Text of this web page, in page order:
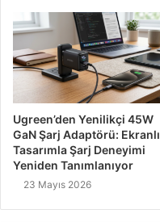
Ugreen’den Yenilikçi 45W
GaN Şarj Adaptörü: Ekranlı
Tasarımla Şarj Deneyimi
Yeniden Tanımlanıyor
23 Mayıs 2026